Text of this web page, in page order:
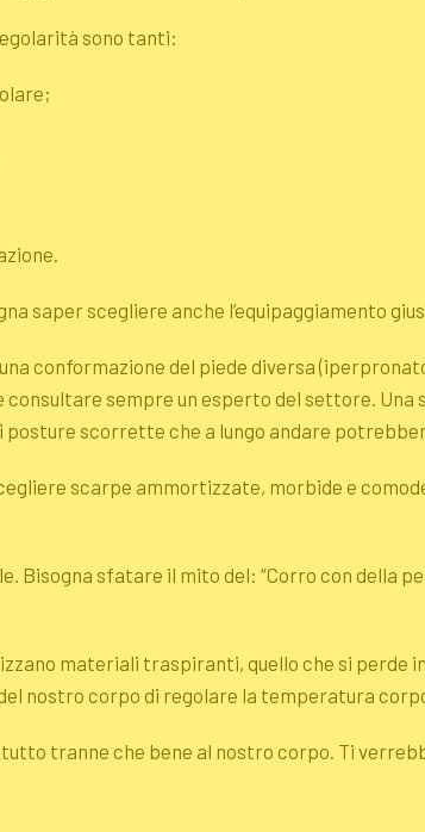
sono tanti:
saper scegliere anche l’equipaggiamento
conformazione del piede diversa
sempre un esperto del settore.
posture scorrette che a lungo andare
scarpe ammortizzate, morbide e
Bisogna sfatare il mito del: “Corro con della
materiali traspiranti, quello che si perde
nostro corpo di regolare la temperatura
tranne che bene al nostro corpo. Ti